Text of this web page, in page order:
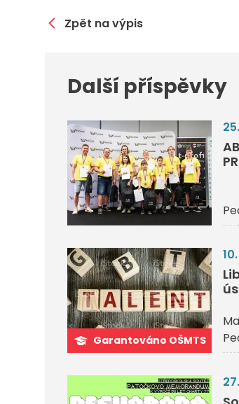
Zpět na výpis
Další příspěvky
Garantováno OŠMTS